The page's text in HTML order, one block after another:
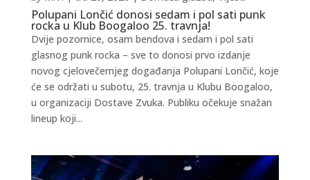
Polupani Lončić donosi sedam i pol sati punk
rocka u Klub Boogaloo 25. travnja!
Dvije pozornice, osam bendova i sedam i pol sati
glasnog punk rocka – sve to donosi prvo izdanje
novog cjelovečernjeg događanja Polupani Lončić, koje
će se održati u subotu, 25. travnja u Klubu Boogaloo,
u organizaciji Dostave Zvuka. Publiku očekuje snažan
lineup koji...